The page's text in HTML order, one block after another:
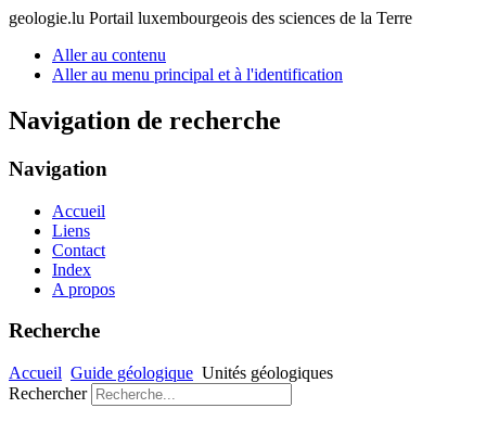
geologie.lu Portail luxembourgeois des sciences de la Terre
Aller au contenu
Aller au menu principal et à l'identification
Navigation de recherche
Navigation
Accueil
Liens
Contact
Index
A propos
Recherche
Accueil Guide géologique Unités géologiques
Rechercher